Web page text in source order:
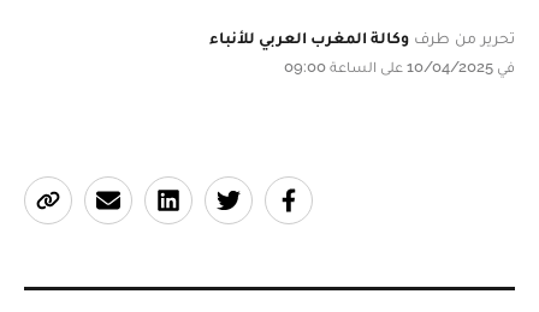
تحرير من طرف وكالة المغرب العربي للأنباء
في 10/04/2025 على الساعة 09:00